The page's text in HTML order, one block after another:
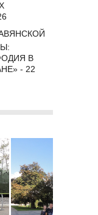
В
- 22